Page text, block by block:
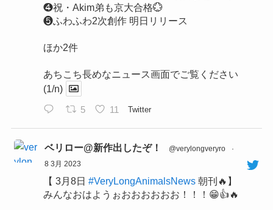
❹祝・Akim弟も京大合格💮
❺ふわふわ2次創作 明日リリース
ほか2件
あちこち長めなニュース画面でご覧ください
(1/n)
5 11 Twitter
ベリロー@新作出したぞ！ @verylongveryro
·
8 3月 2023
【 3月8日 #VeryLongAnimalsNews朝刊🔥】
みんなおはようぉおおおおおお！！！😁👍🔥